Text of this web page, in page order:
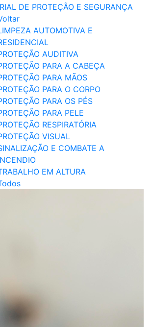
DE PROTEÇÃO E SEGURANÇA
AUTOMOTIVA E
AUDITIVA
PARA A CABEÇA
PARA MÃOS
PARA O CORPO
PARA OS PÉS
PARA PELE
RESPIRATÓRIA
VISUAL
E COMBATE A
EM ALTURA